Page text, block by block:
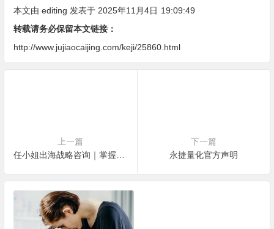
本文由 editing 发表于 2025年11月4日 19:09:49
转载请务必保留本文链接：
http://www.jujiaocaijing.com/keji/25860.html
上一篇
任小姐出海战略咨询｜掌握跨境电商最赚钱的商业本质，突破你的增长天花板！
下一篇
永捷量化官方声明